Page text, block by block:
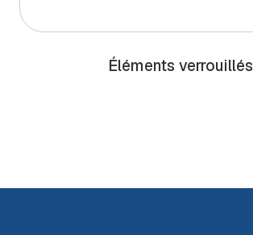
Éléments verrouillés